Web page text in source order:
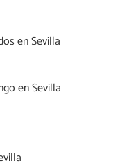
en Sevilla
en Sevilla